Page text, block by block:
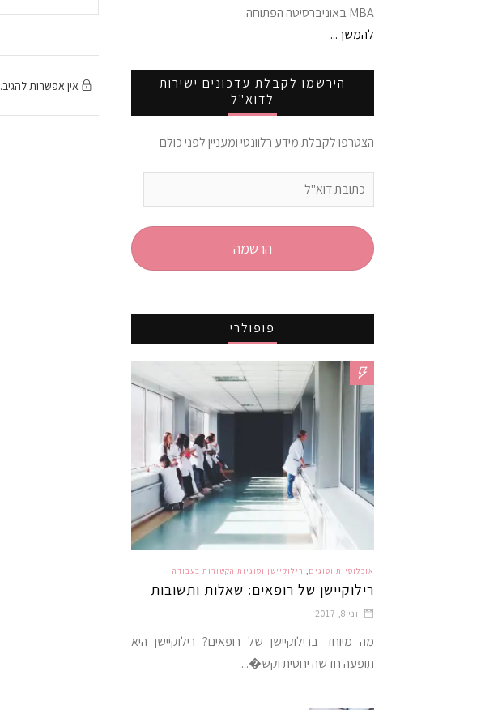
אין אפשרות להגיב.
MBA באוניברסיטה הפתוחה.
להמשך...
הירשמו לקבלת עדכונים ישירות
לדוא"ל
הצטרפו לקבלת מידע רלוונטי ומעניין לפני כולם
הרשמה
פופולרי
אוכלוסיות וסוגים, רילוקיישן וסוגיות הקשורות בעבודה
רילוקיישן של רופאים: שאלות ותשובות
יוני 8, 2017
מה מיוחד ברילוקיישן של רופאים? רילוקיישן היא
תופעה חדשה יחסית וקש�...